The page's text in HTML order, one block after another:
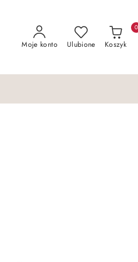
Moje konto Ulubione Koszyk
0